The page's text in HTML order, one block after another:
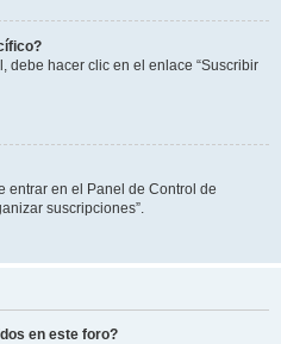
debe hacer clic en el enlace “Suscribir
entrar en el Panel de Control de
suscripciones”.
en este foro?